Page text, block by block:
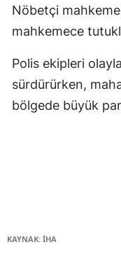
Nöbetçi
mahkemece
Polis ekipleri
sürdürürken,
bölgede büyük
KAYNAK: İHA